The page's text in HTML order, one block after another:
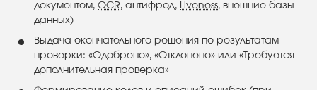
документом, OCR, антифрод, Liveness, внешние базы
данных)
Выдача окончательного решения по результатам
проверки: «Одобрено», «Отклонено» или «Требуется
дополнительная проверка»